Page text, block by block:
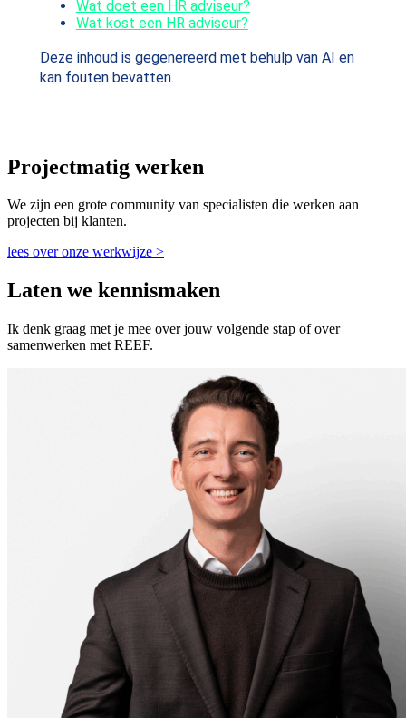
Wat doet een HR adviseur?
Wat kost een HR adviseur?
Deze inhoud is gegenereerd met behulp van AI en
kan fouten bevatten.
Projectmatig werken
We zijn een grote community van specialisten die werken aan
projecten bij klanten.
lees over onze werkwijze >
Laten we kennismaken
Ik denk graag met je mee over jouw volgende stap of over
samenwerken met REEF.